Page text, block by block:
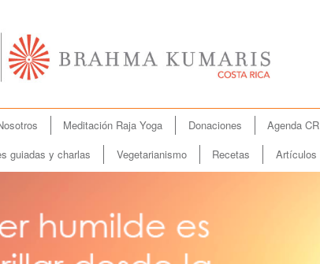
Meditación Raja Yoga Donaciones Agenda CR
guiadas y charlas
Vegetarianismo Recetas Artículos